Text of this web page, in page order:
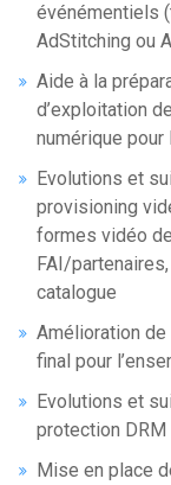
événémentiels
AdStitching ou
Aide à la
d’exploitation
numérique
Evolutions et
provisioning
formes vidéo
FAI/
catalogue
Amélioration
final pour
Evolutions et
protection
Mise en place